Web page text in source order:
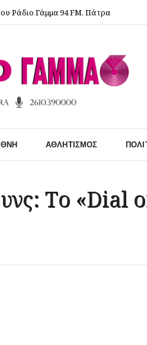
Ράδιο Γάμμα 94 FM, Πάτρα
ΑΘΛΗΤΙΣΜΌΣ
Tο